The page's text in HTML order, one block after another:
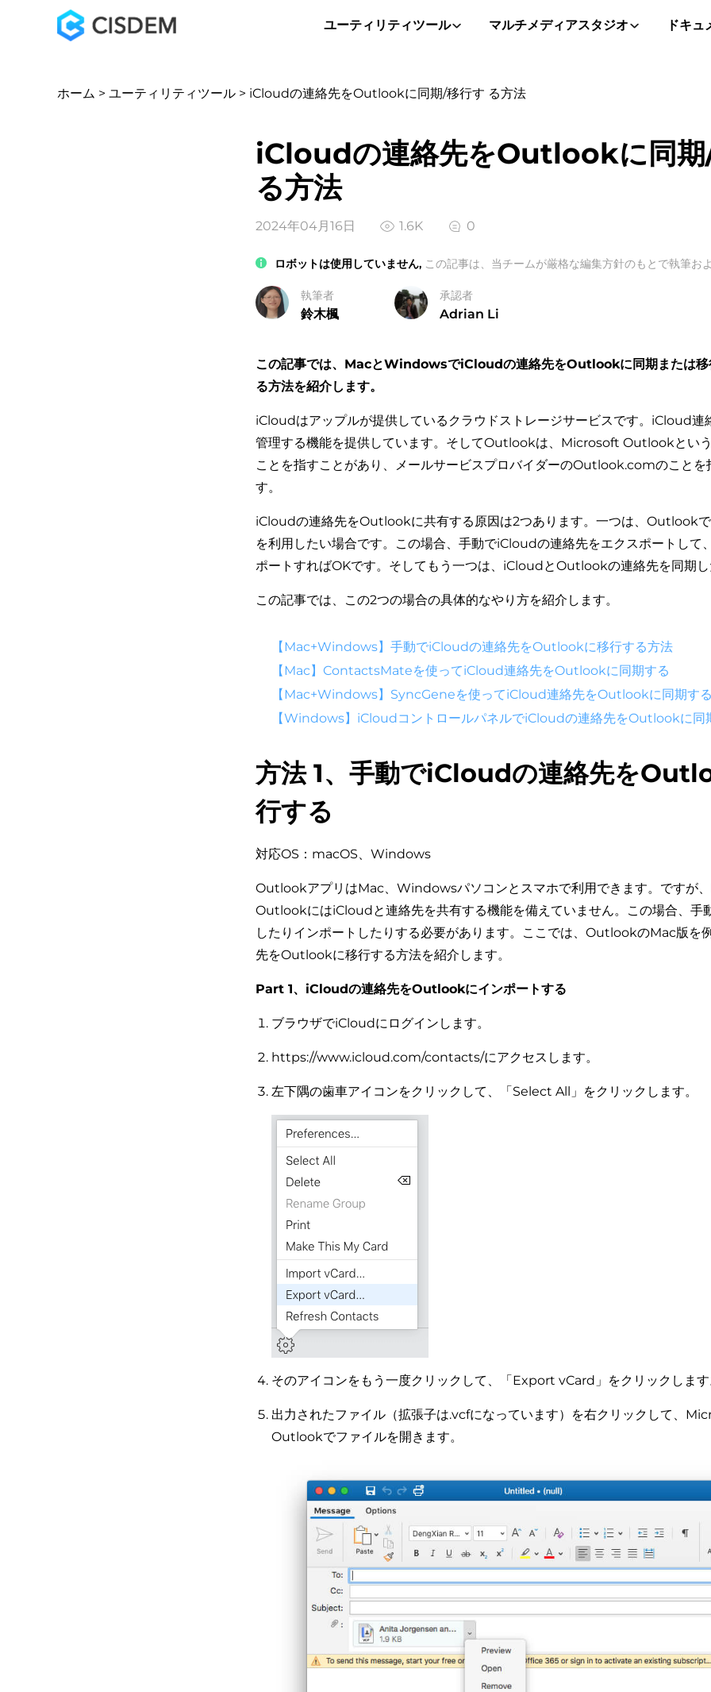
ユーティリティツール マルチメディアスタジオ ドキュ
ホーム > ユーティリティツール > iCloudの連絡先をOutlookに同期/移行す る方法
iCloudの連絡先をOutlookに同期
る方法
2024年04月16日 1.6K 0
ロボットは使用していません,この記事は、当チームが厳格な編集方針のもとで執筆お
執筆者
鈴木楓
承認者
Adrian Li
この記事では、MacとWindowsでiCloudの連絡先をOutlookに同期または移
る方法を紹介します。
iCloudはアップルが提供しているクラウドストレージサービスです。iCloud連
管理する機能を提供しています。そしてOutlookは、Microsoft Outlookとい
ことを指すことがあり、メールサービスプロバイダーのOutlook.comのことを
す。
iCloudの連絡先をOutlookに共有する原因は2つあります。一つは、Outlook
を利用したい場合です。この場合、手動でiCloudの連絡先をエクスポートし
ポートすればOKです。そしてもう一つは、iCloudとOutlookの連絡先を同期し
この記事では、この2つの場合の具体的なやり方を紹介します。
【Mac+Windows】手動でiCloudの連絡先をOutlookに移行する方法
【Mac】ContactsMateを使ってiCloud連絡先をOutlookに同期する
【Mac+Windows】SyncGeneを使ってiCloud連絡先をOutlookに同期する
【Windows】iCloudコントロールパネルでiCloudの連絡先をOutlookに同
方法 1、手動でiCloudの連絡先を
行する
対応OS：macOS、Windows
OutlookアプリはMac、Windowsパソコンとスマホで利用できます。ですが
OutlookにはiCloudと連絡先を共有する機能を備えていません。この場合、手
したりインポートしたりする必要があります。ここでは、OutlookのMac版を
先をOutlookに移行する方法を紹介します。
Part 1、iCloudの連絡先をOutlookにインポートする
ブラウザでiCloudにログインします。
https://www.icloud.com/contacts/にアクセスします。
左下隅の歯車アイコンをクリックして、「Select All」をクリックします。
そのアイコンをもう一度クリックして、「Export vCard」をクリックします
出力されたファイル（拡張子は.vcfになっています）を右クリックして、
Outlookでファイルを開きます。